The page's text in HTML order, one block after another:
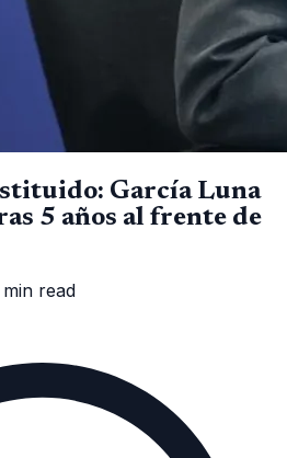
García Luna
5 años al frente de
read